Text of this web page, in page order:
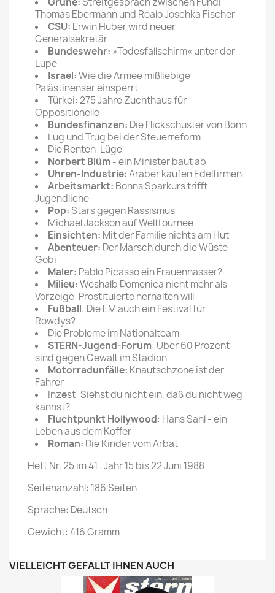
Thomas Ebermann und Realo Joschka Fischer
CSU: Erwin Huber wird neuer
Generalsekretär
Bundeswehr: »Todesfallschirm« unter der
Lupe
Israel:Wie die Armee mißliebige
Palästinenser einsperrt
Türkei: 275 Jahre Zuchthaus für
Oppositionelle
Bundesfinanzen: Die Flickschuster von Bonn
Lug und Trug bei der Steuerreform
Die Renten-Lüge
Norbert Blüm - ein Minister baut ab
Uhren-Industrie: Araber kaufen Edelfirmen
Arbeitsmarkt: Bonns Sparkurs trifft
Jugendliche
Pop:Stars gegen Rassismus
Michael Jackson auf Welttournee
Einsichten: Mit der Familie nichts am Hut
Abenteuer: Der Marsch durch die Wüste
Gobi
Maler: Pablo Picasso ein Frauenhasser?
Milieu:Weshalb Domenica nicht mehr als
Vorzeige-Prostituierte herhalten will
Fußball: Die EM auch ein Festival für
Rowdys?
Die Probleme im Nationalteam
STERN-Jugend-Forum: Uber 60 Prozent
sind gegen Gewalt im Stadion
Motorradunfälle: Knautschzone ist der
Fahrer
Inzest: Siehst du nicht ein, daß du nicht weg
kannst?
Fluchtpunkt Hollywood: Hans Sahl - ein
Leben aus dem Koffer
Roman: Die Kinder vom Arbat
Heft Nr. 25 im 41 . Jahr 15 bis 22 Juni 1988
Seitenanzahl: 186 Seiten
Sprache: Deutsch
Gewicht: 416 Gramm
VIELLEICHT GEFÄLLT IHNEN AUCH